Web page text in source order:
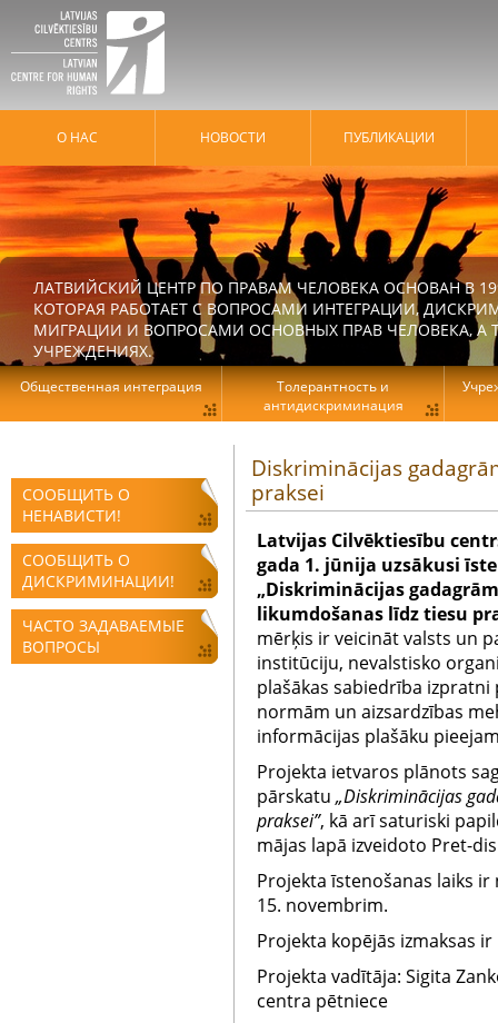
СООБЩИТЬ О
НЕНАВИСТИ!
СООБЩИТЬ О
ДИСКРИМИНАЦИИ!
ЧАСТО ЗАДАВАЕМЫЕ
ВОПРОСЫ
Diskriminācijas
praksei
Latvijas Cilvēktiesību
gada 1. jūnija uzsākusi
„Diskriminācijas
likumdošanas līdz tiesu
mērķis ir veicināt valsts un
institūciju, nevalstisko
plašākas sabiedrība
normām un aizsardzības
informācijas plašāku
Projekta ietvaros plānots
pārskatu „Diskriminācijas
praksei”, kā arī saturiski
mājas lapā izveidoto Pret-
Projekta īstenošanas laiks ir
15. novembrim.
Projekta kopējās izmaksas ir
Projekta vadītāja: Sigita
centra pētniece
О НАС HОВОСТИ ПУБЛИКАЦИИ
ЛАТВИЙСКИЙ ЦЕНТР ПО ПРАВАМ ЧЕЛОВЕКА ОСНОВАН В
КОТОРАЯ РАБОТАЕТ С ВОПРОСАМИ ИНТЕГРАЦИИ,
МИГРАЦИИ И ВОПРОСАМИ ОСНОВНЫХ ПРАВ ЧЕЛОВЕКА, А
УЧРЕЖДЕНИЯХ.
Общественная интеграция
Толерантность и
антидискриминация